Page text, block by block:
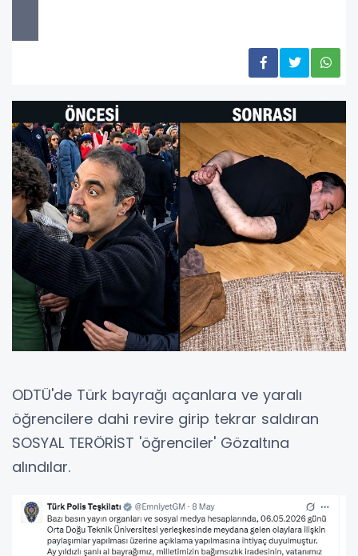
ODTÜ'de Türk bayrağı açanlara ve yaralı
öğrencilere dahi revire girip tekrar saldıran
SOSYAL TERÖRİST 'öğrenciler' Gözaltına
alındılar.